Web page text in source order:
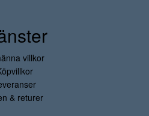
villkor
& returer